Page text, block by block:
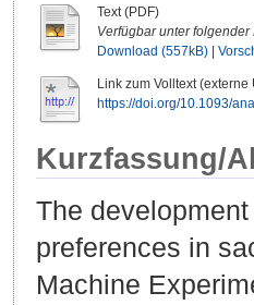
Text (PDF)
Verfügbar unter folgender
Download (557kB)
Link zum Volltext (externe
https://doi.org/10.1093/
Kurzfassung/
The
preferences in
Machine